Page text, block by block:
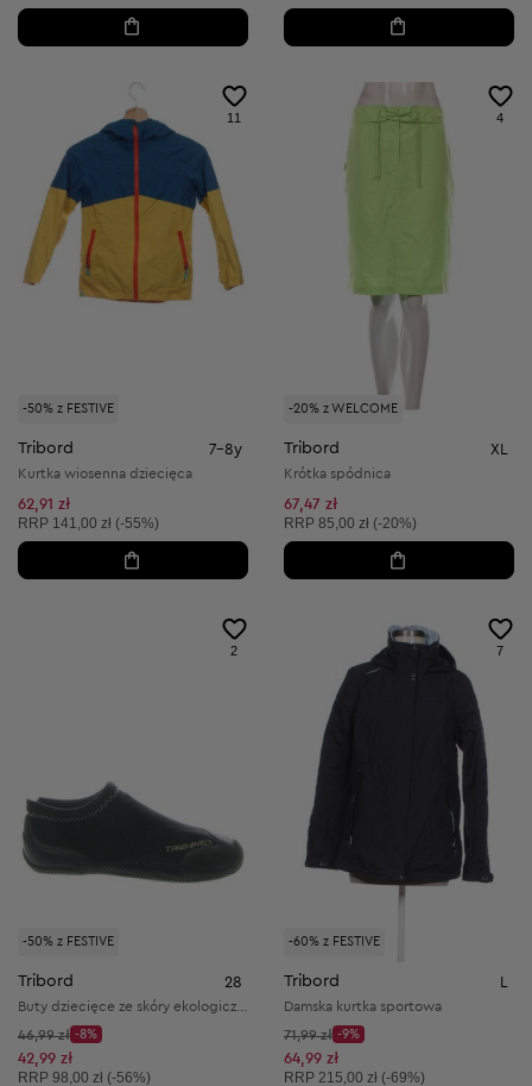
-50% z FESTIVE
11
Tribord 7-8y
Kurtka wiosenna dziecięca
62,91 zł
Cena sugerowana:
RRP 141,00 zł (-55%)
-20% z WELCOME
4
Tribord XL
Krótka spódnica
67,47 zł
Cena sugerowana:
RRP 85,00 zł (-20%)
-50% z FESTIVE
2
Tribord 28
Cena początkowa:
46,99 zł
Discount Price:
-8%
Obniżona cena:
42,99 zł
Cena sugerowana:
RRP 98,00 zł (-56%)
-60% z FESTIVE
7
Tribord L
Damska kurtka sportowa
Cena początkowa:
71,99 zł
Discount Price:
-9%
Obniżona cena:
64,99 zł
Cena sugerowana:
RRP 215,00 zł (-69%)